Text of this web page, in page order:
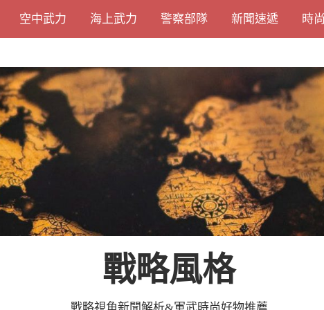
空中武力 海上武力 警察部隊 新聞速遞 時
戰略風格